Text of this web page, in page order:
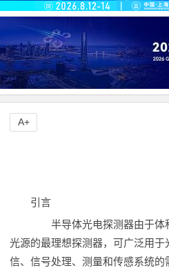
引言
半导体光电探测器由于体
光源的最理想探测器，可广泛用
信、信号处理、测量和传感系统
A+